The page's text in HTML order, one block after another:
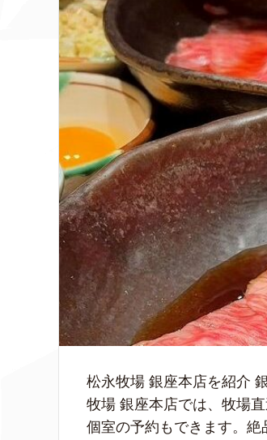
松永牧場 銀座本店を紹介
牧場 銀座本店では、牧場
個室の予約もできます。